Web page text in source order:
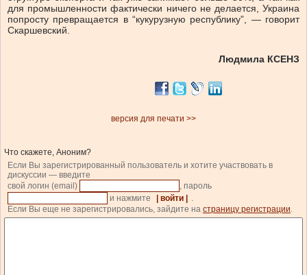
для промышленности фактически ничего не делается, Украина
попросту превращается в “кукурузную республику”, — говорит
Скаршевский.
Людмила КСЕНЗ
версия для печати >>
Что скажете, Аноним?
Если Вы зарегистрированный пользователь и хотите участвовать в
дискуссии — введите
свой логин (email)
, пароль
и нажмите
| войти |
.
Если Вы еще не зарегистрировались, зайдите на страницу регистрации.